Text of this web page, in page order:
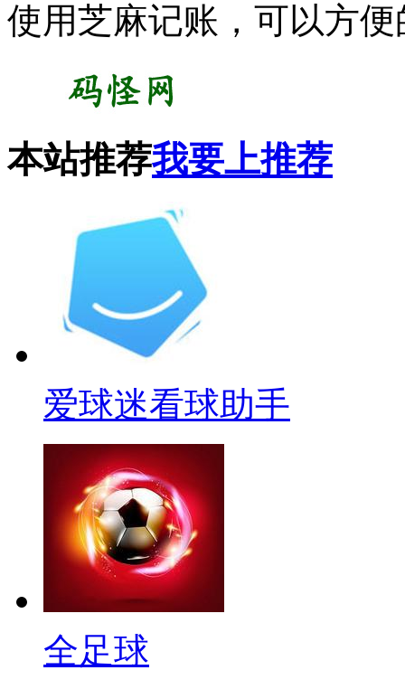
使用芝麻记账，可以方
本站推荐我要上推荐
爱球迷看球助手
全足球